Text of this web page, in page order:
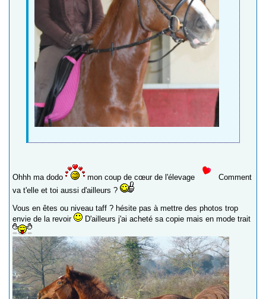
Ohhh ma dodo mon coup de cœur de l'élevage
Comment
va t'elle et toi aussi d'ailleurs ?
Vous en êtes ou niveau taff ? hésite pas à mettre des photos trop
envie de la revoir
D'ailleurs j'ai acheté sa copie mais en mode trait